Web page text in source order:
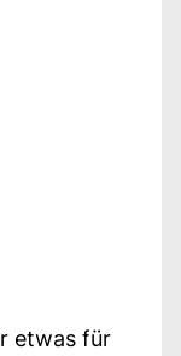
etwas für